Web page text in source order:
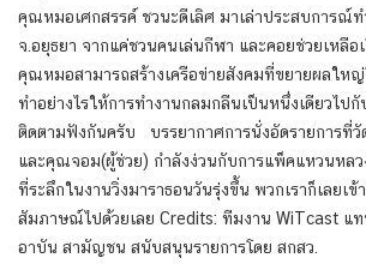
คุณหมอเศกสรรค์ ชวนะดีเลิศ มาเล่าประสบการณ์
จ.อยุธยา จากแค่ชวนคนเล่นกีฬา และคอยช่วยเหลือ
คุณหมอสามารถสร้างเครือข่ายสังคมที่ขยายผลใหญ่
ทำอย่างไรให้การทำงานกลมกลืนเป็นหนึ่งเดียวไปกั
ติดตามฟังกันครับ บรรยากาศการนั่งอัดรายการที่
และคุณจอม(ผู้ช่วย) กำลังง่วนกับการแพ็คแหวนหลว
ที่ระลึกในงานวิ่งมาราธอนวันรุ่งขึ้น พวกเราก็เลยเข้
สัมภาษณ์ไปด้วยเลย Credits: ทีมงาน WiTcast แท
อาบัน สามัญชน สนับสนุนรายการโดย สกสว.